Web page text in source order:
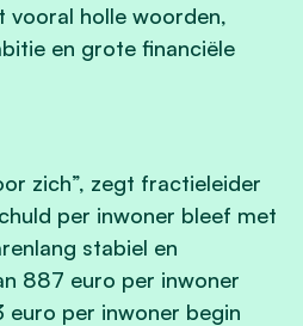
vooral holle woorden,
en grote financiële
zich”, zegt fractieleider
per inwoner bleef met
stabiel en
887 euro per inwoner
euro per inwoner begin